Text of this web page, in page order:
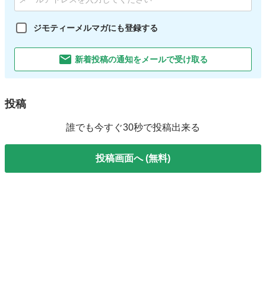
ジモティーメルマガにも登録する
新着投稿の通知をメールで受け取る
投稿
誰でも今すぐ30秒で投稿出来る
投稿画面へ (無料)